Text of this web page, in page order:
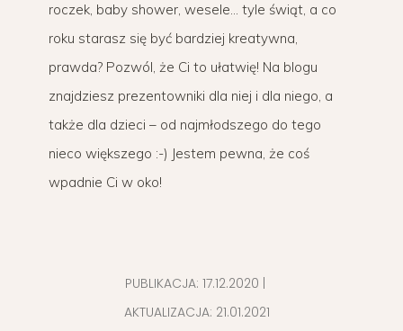
roczek, baby shower, wesele… tyle świąt, a co
roku starasz się być bardziej kreatywna,
prawda? Pozwól, że Ci to ułatwię! Na blogu
znajdziesz prezentowniki dla niej i dla niego, a
także dla dzieci – od najmłodszego do tego
nieco większego :-) Jestem pewna, że coś
wpadnie Ci w oko!
PUBLIKACJA: 17.12.2020
AKTUALIZACJA: 21.01.2021